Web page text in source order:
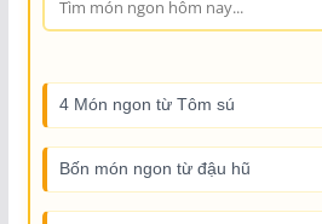
4 Món ngon từ Tôm sú
Bốn món ngon từ đậu hũ